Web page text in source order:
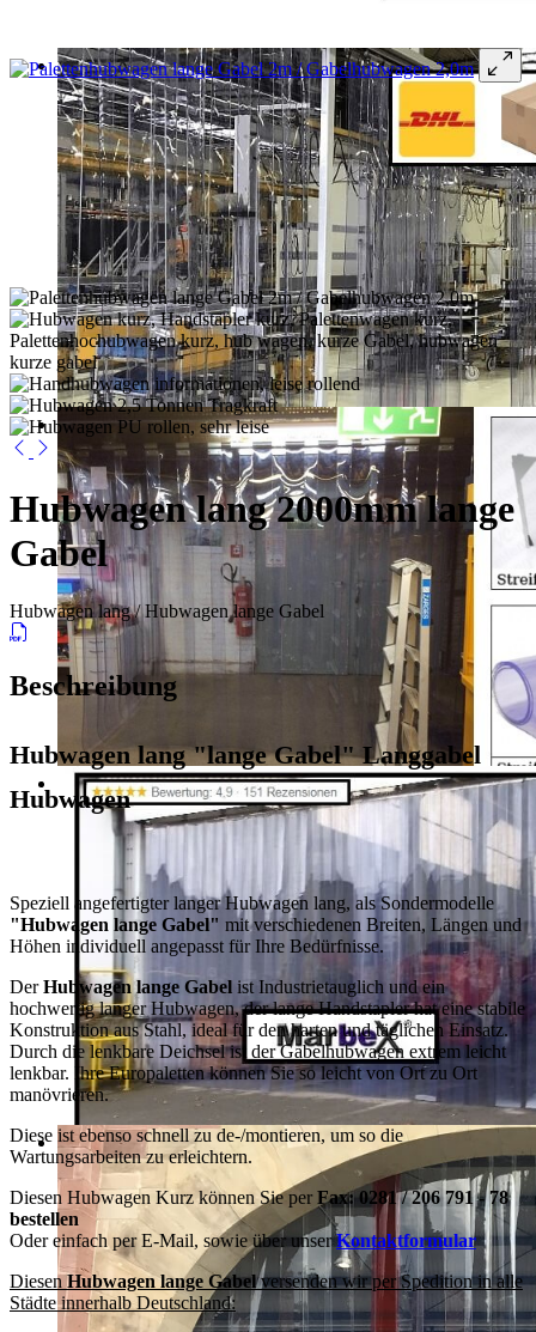
Hubwagen lang 2000mm lange
Gabel
Hubwagen lang / Hubwagen lange Gabel
Beschreibung
Hubwagen lang "lange Gabel" Langgabel
Hubwagen
Speziell angefertigter langer Hubwagen lang, als Sondermodelle
"Hubwagen lange Gabel" mit verschiedenen Breiten, Längen und
Höhen individuell angepasst für Ihre Bedürfnisse.
DerHubwagen lange Gabel ist Industrietauglich und ein
hochwertig langer Hubwagen, der lange Handstapler hat eine stabile
Konstruktion aus Stahl, ideal für den harten und täglichen Einsatz.
Durch die lenkbare Deichsel ist der Gabelhubwagen extrem leicht
lenkbar. Ihre Europaletten können Sie so leicht von Ort zu Ort
manövrieren.
Diese ist ebenso schnell zu de-/montieren, um so die
Wartungsarbeiten zu erleichtern.
Diesen Hubwagen Kurz können Sie per Fax: 0281 / 206 791 - 78
bestellen
Oder einfach per E-Mail, sowie über unserKontaktformular
DiesenHubwagen lange Gabelversenden wir per Spedition in alle
Städte innerhalb Deutschland: